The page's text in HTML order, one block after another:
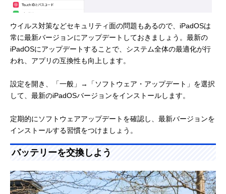
ウイルス対策などセキュリティ面の問題もあるので、iPadOSは
常に最新バージョンにアップデートしておきましょう。最新の
iPadOSにアップデートすることで、システム全体の最適化が行
われ、アプリの互換性も向上します。
設定を開き、「一般」→「ソフトウェア・アップデート」を選択
して、最新のiPadOSバージョンをインストールします。
定期的にソフトウェアアップデートを確認し、最新バージョンを
インストールする習慣をつけましょう。
バッテリーを交換しよう